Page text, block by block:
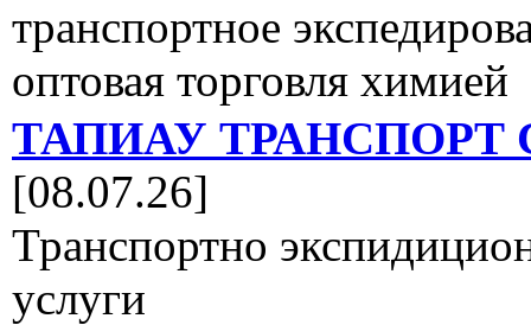
транспортное
оптовая торговля химией
ТАПИАУ ТРАНСПОРТ
[08.07.26]
Транспортно
услуги